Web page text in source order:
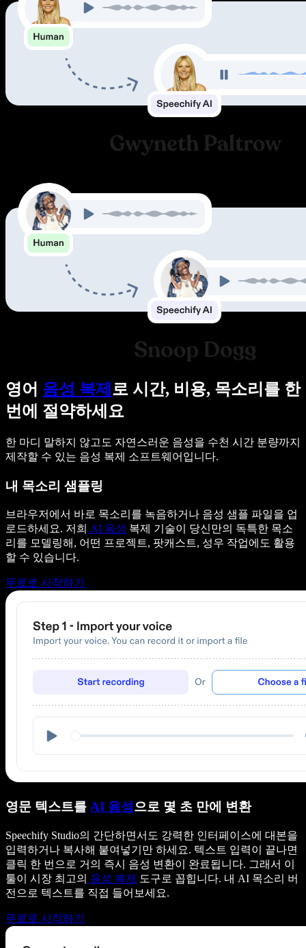
영어 음성 복제 로 시간, 비용, 목소리를 한
번에 절약하세요
한 마디 말하지 않고도 자연스러운 음성을 수천 시간 분량까지
제작할 수 있는 음성 복제 소프트웨어입니다.
내 목소리 샘플링
브라우저에서 바로 목소리를 녹음하거나 음성 샘플 파일을 업
로드하세요. 저희 AI 음성 복제 기술이 당신만의 독특한 목소
리를 모델링해, 어떤 프로젝트, 팟캐스트, 성우 작업에도 활용
할 수 있습니다.
무료로 시작하기
영문 텍스트를 AI 음성으로 몇 초 만에 변환
Speechify Studio의 간단하면서도 강력한 인터페이스에 대본을
입력하거나 복사해 붙여넣기만 하세요. 텍스트 입력이 끝나면
클릭 한 번으로 거의 즉시 음성 변환이 완료됩니다. 그래서 이
툴이 시장 최고의 음성 복제
도구로 꼽힙니다. 내 AI 목소리 버
전으로 텍스트를 직접 들어보세요.
무료로 시작하기